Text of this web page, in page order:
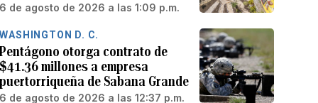
6 de agosto de 2026 a las 1:09 p.m.
WASHINGTON D. C.
Pentágono otorga contrato de
$41.36 millones a empresa
puertorriqueña de Sabana Grande
6 de agosto de 2026 a las 12:37 p.m.